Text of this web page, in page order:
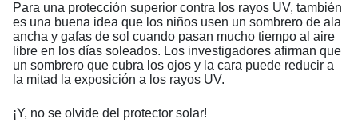
Para una protección superior contra los rayos UV, también
es una buena idea que los niños usen un sombrero de ala
ancha y gafas de sol cuando pasan mucho tiempo al aire
libre en los días soleados. Los investigadores afirman que
un sombrero que cubra los ojos y la cara puede reducir a
la mitad la exposición a los rayos UV.
¡Y, no se olvide del protector solar!